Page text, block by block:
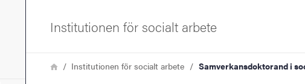
Institutionen för socialt arbete
LänkstigHemInstitutionen för socialt arbete Samverkansdoktorand i